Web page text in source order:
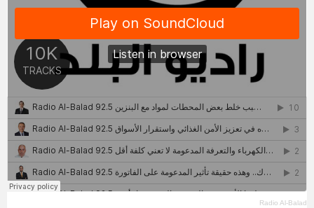
Radio Al-Balad